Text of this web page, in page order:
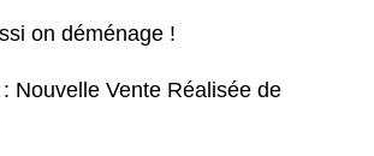
on déménage !
Nouvelle Vente Réalisée de